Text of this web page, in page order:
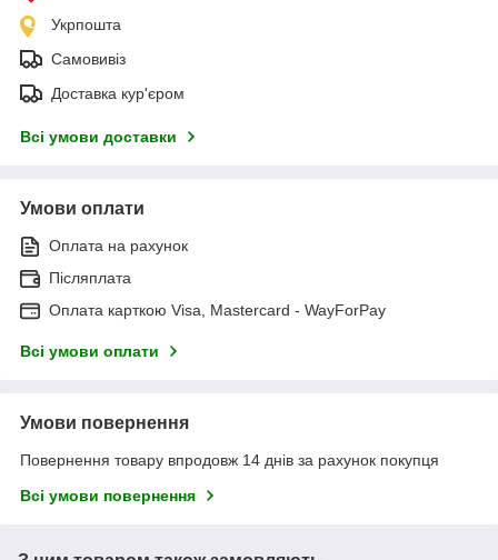
Укрпошта
Самовивіз
Доставка кур'єром
Всі умови доставки
Умови оплати
Оплата на рахунок
Післяплата
Оплата карткою Visa, Mastercard - WayForPay
Всі умови оплати
Умови повернення
Повернення товару впродовж 14 днів за рахунок покупця
Всі умови повернення